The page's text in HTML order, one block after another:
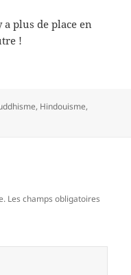
a plus de place en
!
, Hindouisme,
Les champs obligatoires